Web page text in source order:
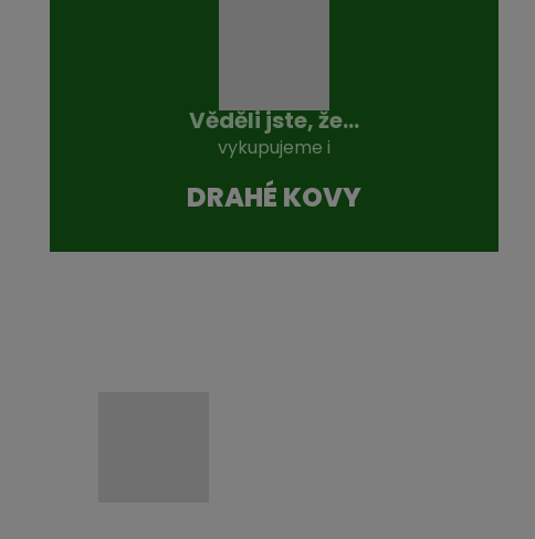
Věděli jste, že...
vykupujeme i
DRAHÉ KOVY